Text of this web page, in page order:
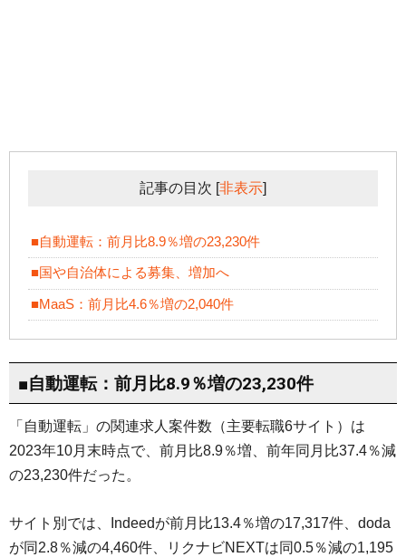
記事の目次 [非表示]
■自動運転：前月比8.9％増の23,230件
■国や自治体による募集、増加へ
■MaaS：前月比4.6％増の2,040件
■自動運転：前月比8.9％増の23,230件
「自動運転」の関連求人案件数（主要転職6サイト）は
2023年10月末時点で、前月比8.9％増、前年同月比37.4％減
の23,230件だった。
サイト別では、Indeedが前月比13.4％増の17,317件、doda
が同2.8％減の4,460件、リクナビNEXTは同0.5％減の1,195